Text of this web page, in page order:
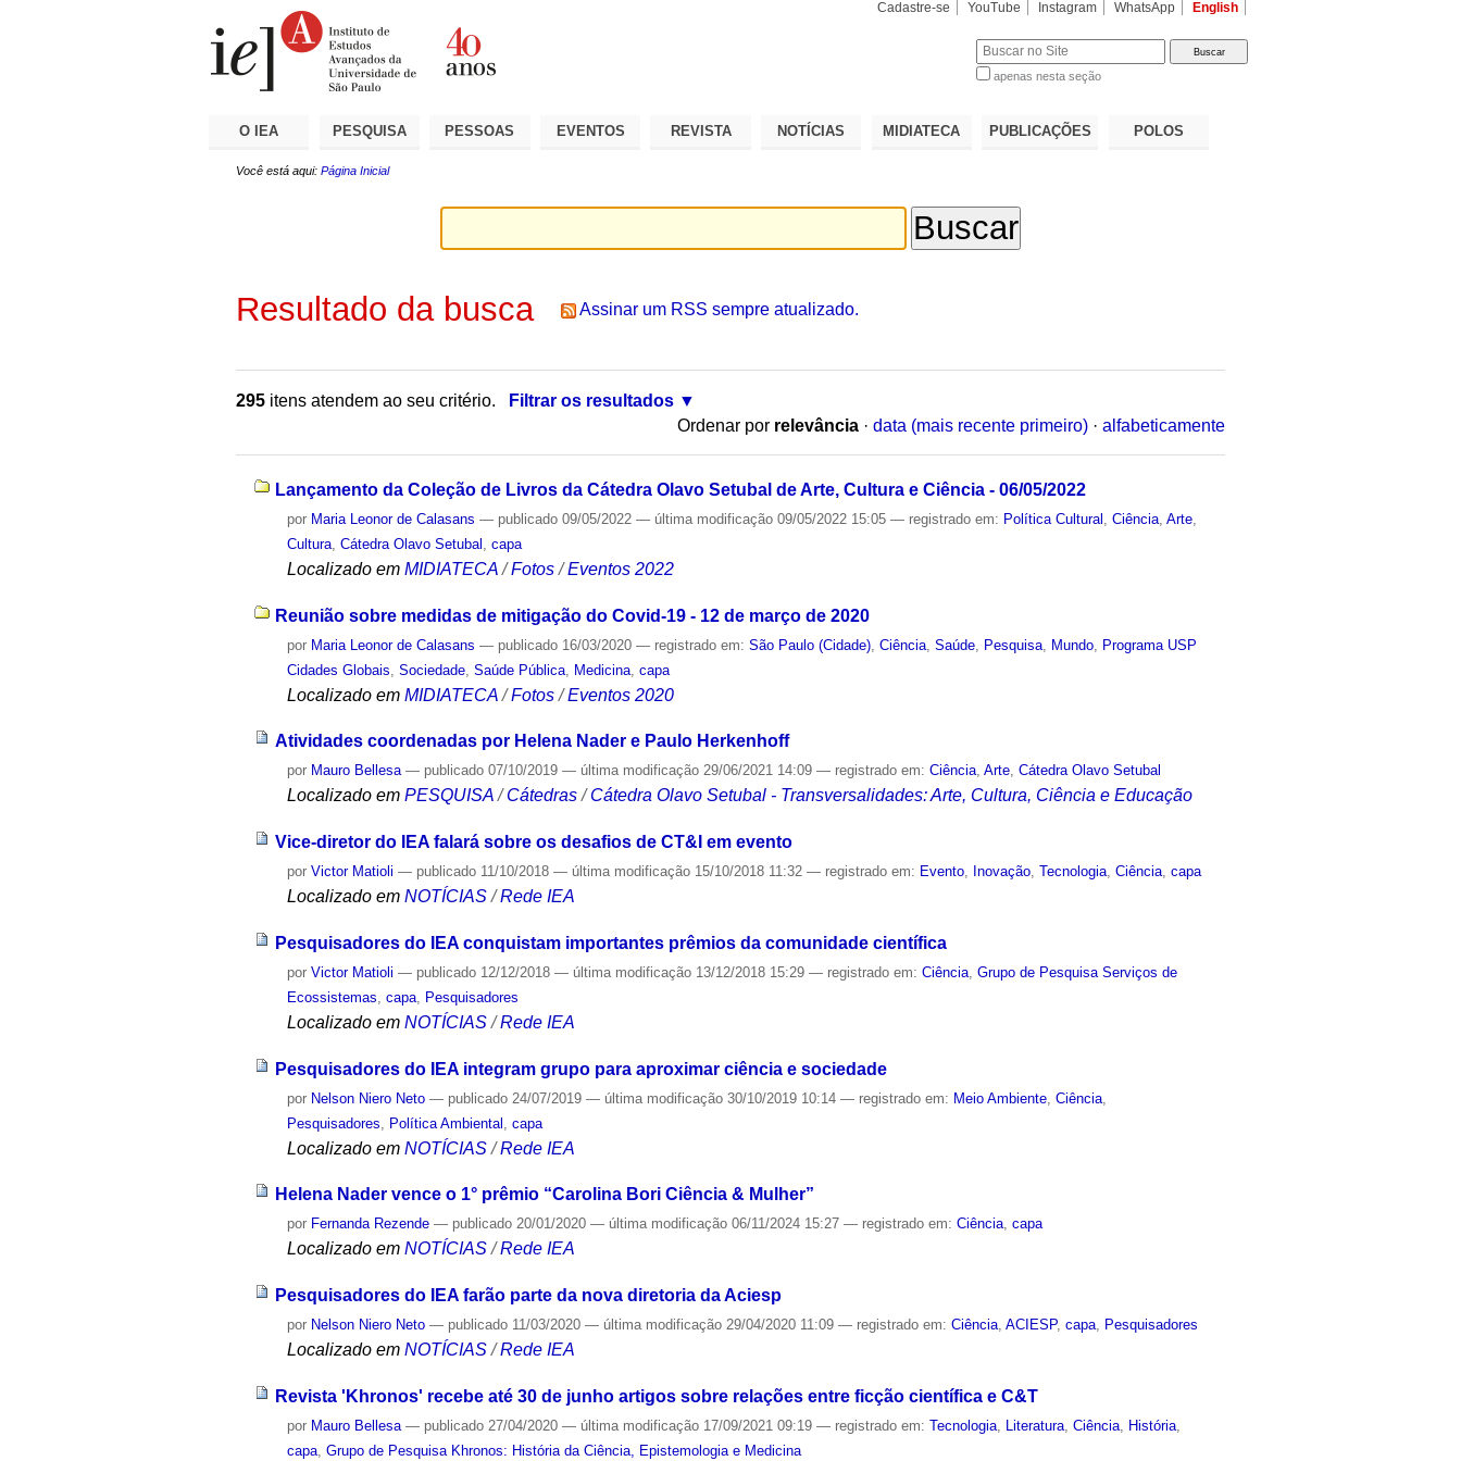
Cadastre-se YouTube Instagram WhatsApp English
apenas nesta seção
O IEA PESQUISA PESSOAS EVENTOS REVISTA NOTÍCIAS MIDIATECA PUBLICAÇÕES POLOS
Você está aqui: Página Inicial
Resultado da busca Assinar um RSS sempre atualizado.
295 itens atendem ao seu critério.
Filtrar os resultados
Ordenar por relevância · data (mais recente primeiro) · alfabeticamente
Lançamento da Coleção de Livros da Cátedra Olavo Setubal de Arte, Cultura e Ciência - 06/05/2022
por Maria Leonor de Calasans — publicado 09/05/2022— última modificação 09/05/2022 15:05— registrado em: Política Cultural ,Ciência ,Arte
Cultura ,Cátedra Olavo Setubal ,capa
Localizado em MIDIATECA /Fotos /Eventos 2022
Reunião sobre medidas de mitigação do Covid-19 - 12 de março de 2020
por Maria Leonor de Calasans — publicado 16/03/2020— registrado em:São Paulo (Cidade) ,Ciência ,Saúde Pesquisa Mundo Programa USP
Cidades Globais ,Sociedade ,Saúde Pública Medicina ,capa
Localizado em MIDIATECA /Fotos /Eventos 2020
Atividades coordenadas por Helena Nader e Paulo Herkenhoff
por Mauro Bellesa — publicado 07/10/2019— última modificação 29/06/2021 14:09— registrado em:Ciência,Arte,Cátedra Olavo Setubal
Localizado em PESQUISA /Cátedras/Cátedra Olavo Setubal - Transversalidades: Arte, Cultura, Ciência e Educação
Vice-diretor do IEA falará sobre os desafios de CT&I em evento
porVictor Matioli — publicado 11/10/2018— última modificação 15/10/2018 11:32— registrado em: Evento, Inovação,Tecnologia,Ciência,capa
Localizado em NOTÍCIAS /Rede IEA
Pesquisadores do IEA conquistam importantes prêmios da comunidade científica
porVictor Matioli — publicado 12/12/2018— última modificação 13/12/2018 15:29— registrado em:Ciência ,Grupo de Pesquisa Serviços de
Ecossistemas ,capa Pesquisadores
Localizado em NOTÍCIAS /Rede IEA
Pesquisadores do IEA integram grupo para aproximar ciência e sociedade
por Nelson Niero Neto — publicado 24/07/2019— última modificação 30/10/2019 10:14— registrado em: Meio Ambiente ,Ciência
Pesquisadores
Política Ambiental ,capa
Localizado em NOTÍCIAS /Rede IEA
Helena Nader vence o 1° prêmio “Carolina Bori Ciência & Mulher”
por Fernanda Rezende — publicado 20/01/2020— última modificação 06/11/2024 15:27— registrado em:Ciência,capa
Localizado em NOTÍCIAS /Rede IEA
Pesquisadores do IEA farão parte da nova diretoria da Aciesp
por Nelson Niero Neto — publicado 11/03/2020— última modificação 29/04/2020 11:09— registrado em:Ciência ,ACIESP,capa Pesquisadores
Localizado em NOTÍCIAS /Rede IEA
Revista 'Khronos' recebe até 30 de junho artigos sobre relações entre ficção científica e C&T
por Mauro Bellesa — publicado 27/04/2020— última modificação 17/09/2021 09:19— registrado em:Tecnologia Literatura ,Ciência História
capa ,Grupo de Pesquisa Khronos: História da Ciência, Epistemologia e Medicina